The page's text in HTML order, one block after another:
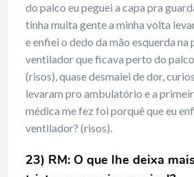
do palco eu peguei a capa pra
tinha muita gente a minha volta
e enfiei o dedo da mão esquerda na
ventilador que ficava perto do palco
(risos), quase desmaiei de dor,
levaram pro ambulatório e a
médica me fez foi porquê que eu
ventilador? (risos).
23) RM: O que lhe deixa